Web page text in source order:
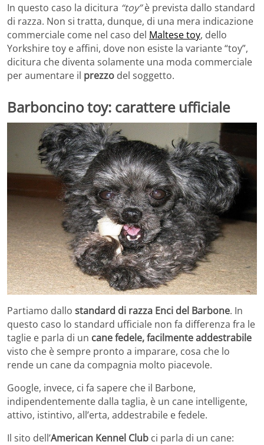
In questo caso la dicitura “toy”è prevista dallo standard
di razza. Non si tratta, dunque, di una mera indicazione
commerciale come nel caso del Maltese toy, dello
Yorkshire toy e affini, dove non esiste la variante “toy”,
dicitura che diventa solamente una moda commerciale
per aumentare il prezzo del soggetto.
Barboncino toy: carattere ufficiale
Partiamo dallo standard di razza Enci del Barbone. In
questo caso lo standard ufficiale non fa differenza fra le
taglie e parla di un cane fedele, facilmente addestrabile
visto che è sempre pronto a imparare, cosa che lo
rende un cane da compagnia molto piacevole.
Google, invece, ci fa sapere che il Barbone,
indipendentemente dalla taglia, è un cane intelligente,
attivo, istintivo, all’erta, addestrabile e fedele.
Il sito dell’American Kennel Club ci parla di un cane: